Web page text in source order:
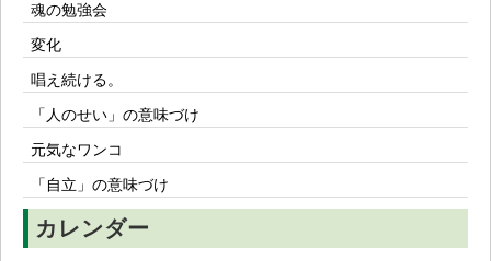
魂の勉強会
変化
唱え続ける。
「人のせい」の意味づけ
元気なワンコ
「自立」の意味づけ
カレンダー